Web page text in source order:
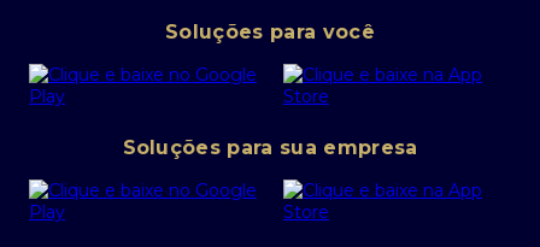
Canal de denúncias
Política de Segurança Cibernética
Portal da Privacidade
PRSAC
Regras e Parâmetros de Atuação Banco Safra
Abra sua conta PJ
SafraPay
Cartão Safra Empresas
Empréstimo e financiamentos PJ
Soluções para você
Soluções para sua empresa